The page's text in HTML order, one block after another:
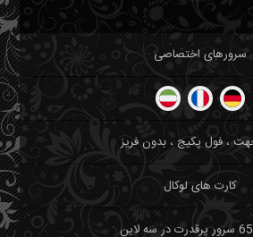
سرورهای اختصاصی
، فول پکیج ، بدون فریز
کارت های لوکال